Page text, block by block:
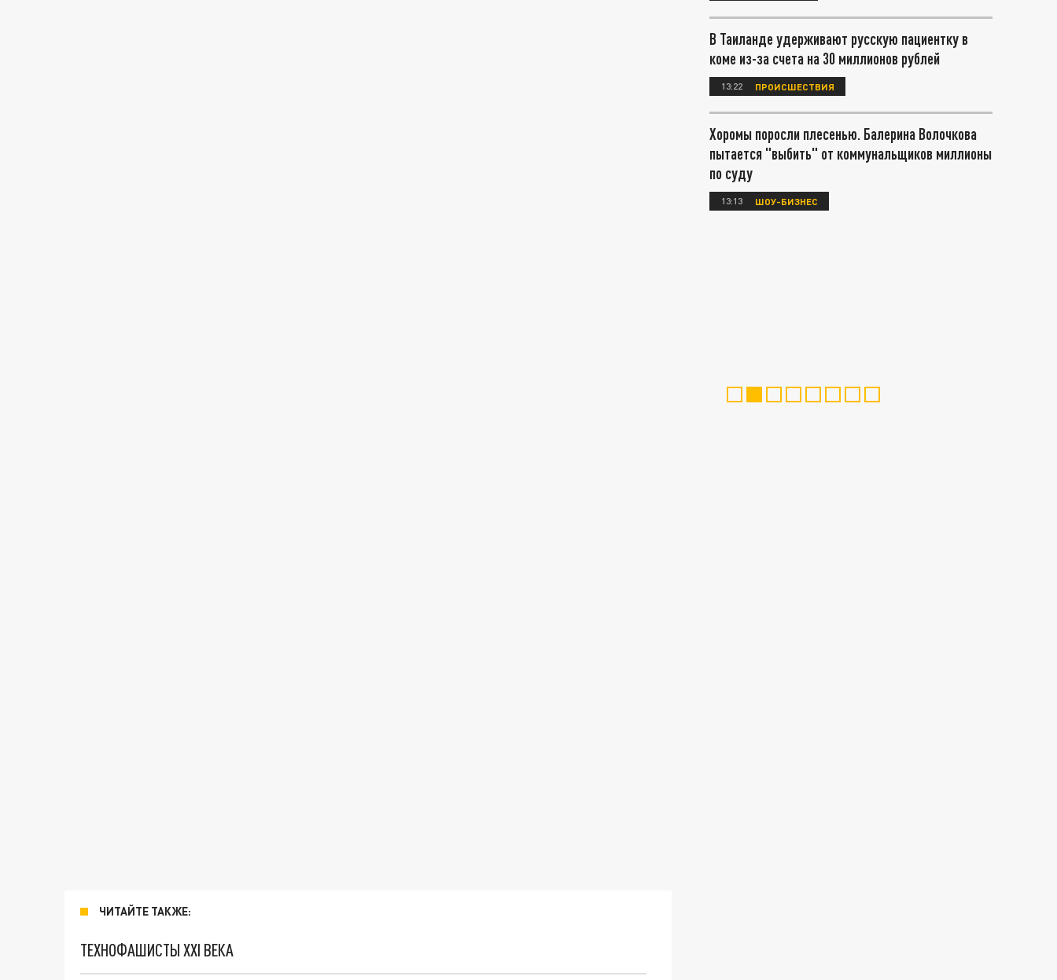
ЧИТАЙТЕ ТАКЖЕ:
ТЕХНОФАШИСТЫ XXI ВЕКА
В Таиланде удерживают русскую пациентку в
коме из-за счета на 30 миллионов рублей
13:22 ПРОИСШЕСТВИЯ
Хоромы поросли плесенью. Балерина Волочкова
пытается "выбить" от коммунальщиков миллионы
по суду
13:13 ШОУ-БИЗНЕС